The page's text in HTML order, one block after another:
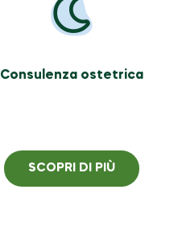
Consulenza ostetrica
SCOPRI DI PIÙ